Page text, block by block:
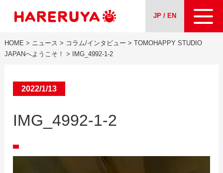
JP / EN
会社案内
HOME > ニュース > コラム/インタビュー > TOMOHAPPY STUDIO
JAPANへようこそ！ > IMG_4992-1-2
2022/1/13
IMG_4992-1-2